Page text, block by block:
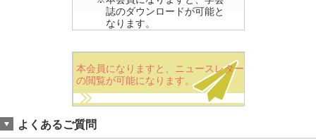
誌のダウンロードが可能と
なります。
本会員になりますと、ニュースレター
の閲覧が可能になります。
よくあるご質問